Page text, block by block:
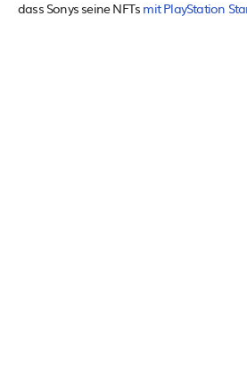
dass Sonys seine NFTs mit PlayStation